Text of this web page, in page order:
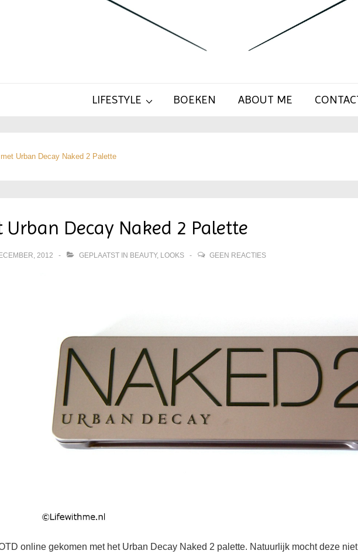
LIFESTYLE BOEKEN ABOUT ME
Urban Decay Naked 2 Palette
Urban Decay Naked 2 Palette
2012 GEPLAATST IN BEAUTY, LOOKS GEEN REACTIES
online gekomen met het Urban Decay Naked 2 palette. Natuurlijk mocht deze